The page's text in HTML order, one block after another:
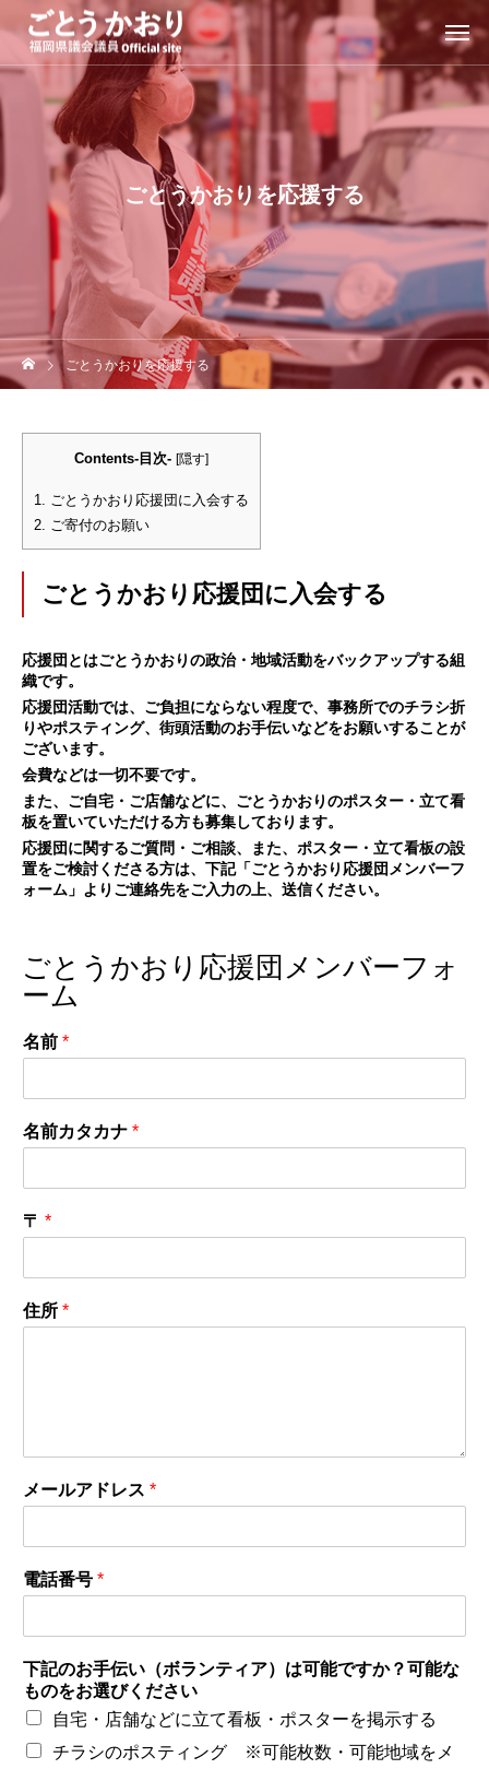
ごとうかおりを応援する
ごとうかおりを応援する
Contents-目次- [隠す]
1. ごとうかおり応援団に入会する
2. ご寄付のお願い
ごとうかおり応援団に入会する
応援団とはごとうかおりの政治・地域活動をバックアップする組
織です。
応援団活動では、ご負担にならない程度で、事務所でのチラシ折
りやポスティング、街頭活動のお手伝いなどをお願いすることが
ございます。
会費などは一切不要です。
また、ご自宅・ご店舗などに、ごとうかおりのポスター・立て看
板を置いていただける方も募集しております。
応援団に関するご質問・ご相談、また、ポスター・立て看板の設
置をご検討くださる方は、下記「ごとうかおり応援団メンバーフ
ォーム」よりご連絡先をご入力の上、送信ください。
ごとうかおり応援団メンバーフォ
ーム
名前 *
名前カタカナ *
〒 *
住所 *
メールアドレス *
電話番号 *
下記のお手伝い（ボランティア）は可能ですか？可能な
ものをお選びください
自宅・店舗などに立て看板・ポスターを掲示する
チラシのポスティング ※可能枚数・可能地域をメ